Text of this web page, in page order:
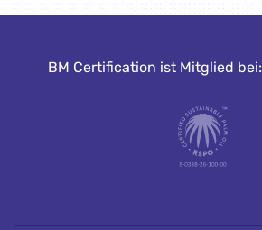
BM Certification ist Mitglied bei: